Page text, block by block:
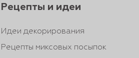
Рецепты и идеи
Идеи декорирования
Рецепты миксовых посыпок